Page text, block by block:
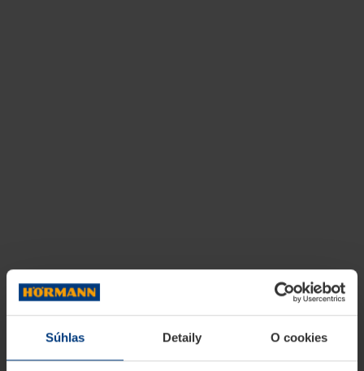
Súhlas Detaily O cookies